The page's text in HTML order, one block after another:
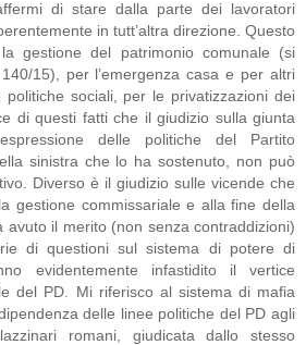
di stare dalla parte dei lavoratori
in tutt’altra direzione. Questo
gestione del patrimonio comunale (si
15), per l’emergenza casa e per altri
politiche sociali, per le privatizzazioni dei
di questi fatti che il giudizio sulla giunta
delle politiche del Partito
sinistra che lo ha sostenuto, non può
Diverso è il giudizio sulle vicende che
gestione commissariale e alla fine della
avuto il merito (non senza contraddizioni)
di questioni sul sistema di potere di
evidentemente infastidito il vertice
del PD. Mi riferisco al sistema di mafia
delle linee politiche del PD agli
romani, giudicata dallo stesso